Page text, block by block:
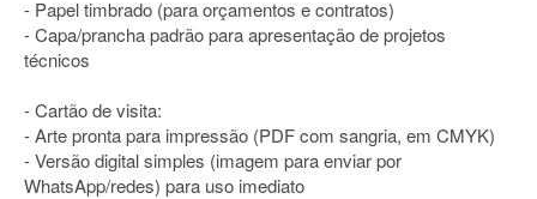
- Papel timbrado (para orçamentos e contratos)
- Capa/prancha padrão para apresentação de projetos
técnicos
- Cartão de visita:
- Arte pronta para impressão (PDF com sangria, em CMYK)
- Versão digital simples (imagem para enviar por
WhatsApp/redes) para uso imediato